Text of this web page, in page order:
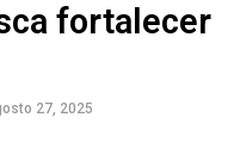
fortalecer
27, 2025